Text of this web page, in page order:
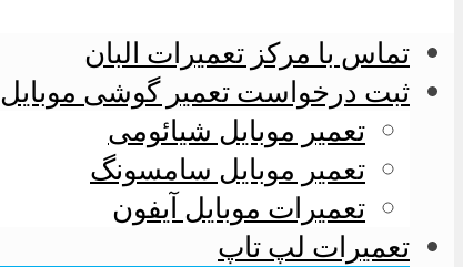
تماس با مرکز تعمیرات البان
ثبت درخواست تعمیر گوشی موبایل
تعمیر موبایل شیائومی
تعمیر موبایل سامسونگ
تعمیرات موبایل آیفون
تعمیرات لپ تاپ